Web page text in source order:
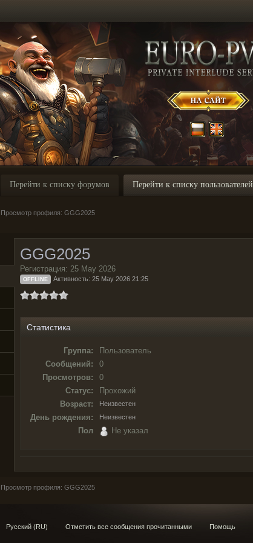
Перейти к списку форумов Перейти к списку пользователей
Просмотр профиля: GGG2025
GGG2025
Регистрация: 25 May 2026
OFFLINE Активность: 25 May 2026 21:25
Статистика
Группа:
Пользователь
Сообщений:
0
Просмотров:
0
Статус:
Прохожий
Возраст:
Неизвестен
День рождения: Неизвестен
Пол Не указал
Просмотр профиля: GGG2025
Русский (RU) Отметить все сообщения прочитанными Помощь